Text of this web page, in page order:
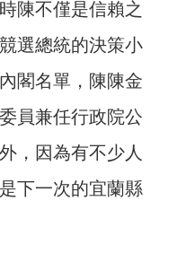
陳不僅是信賴之
選總統的決策小
閣名單，陳陳金
員兼任行政院公
，因為有不少人
下一次的宜蘭縣